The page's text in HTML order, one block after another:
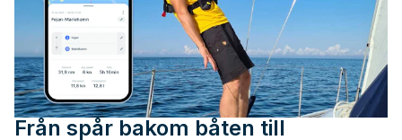
Från spår bakom båten till